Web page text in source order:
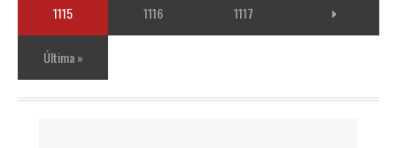
1115 1116 1117
Última »